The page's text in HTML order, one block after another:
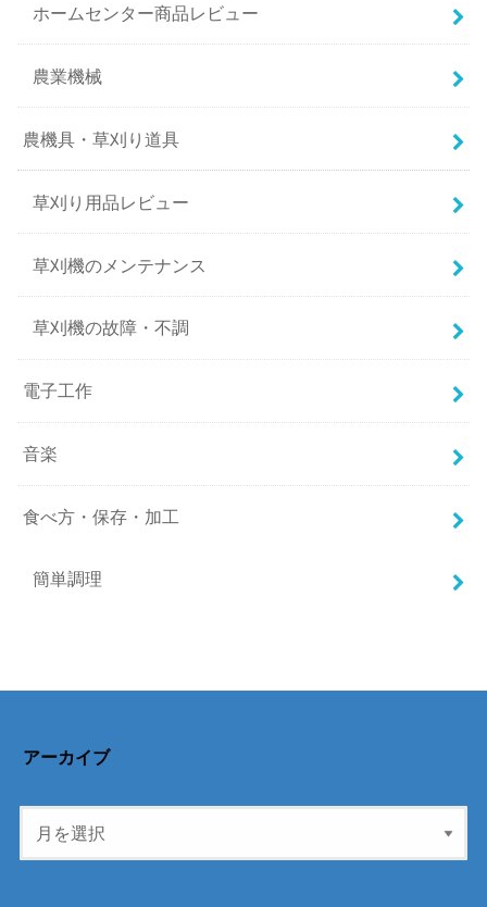
ホームセンター商品レビュー
農業機械
農機具・草刈り道具
草刈り用品レビュー
草刈機のメンテナンス
草刈機の故障・不調
電子工作
音楽
食べ方・保存・加工
簡単調理
アーカイブ